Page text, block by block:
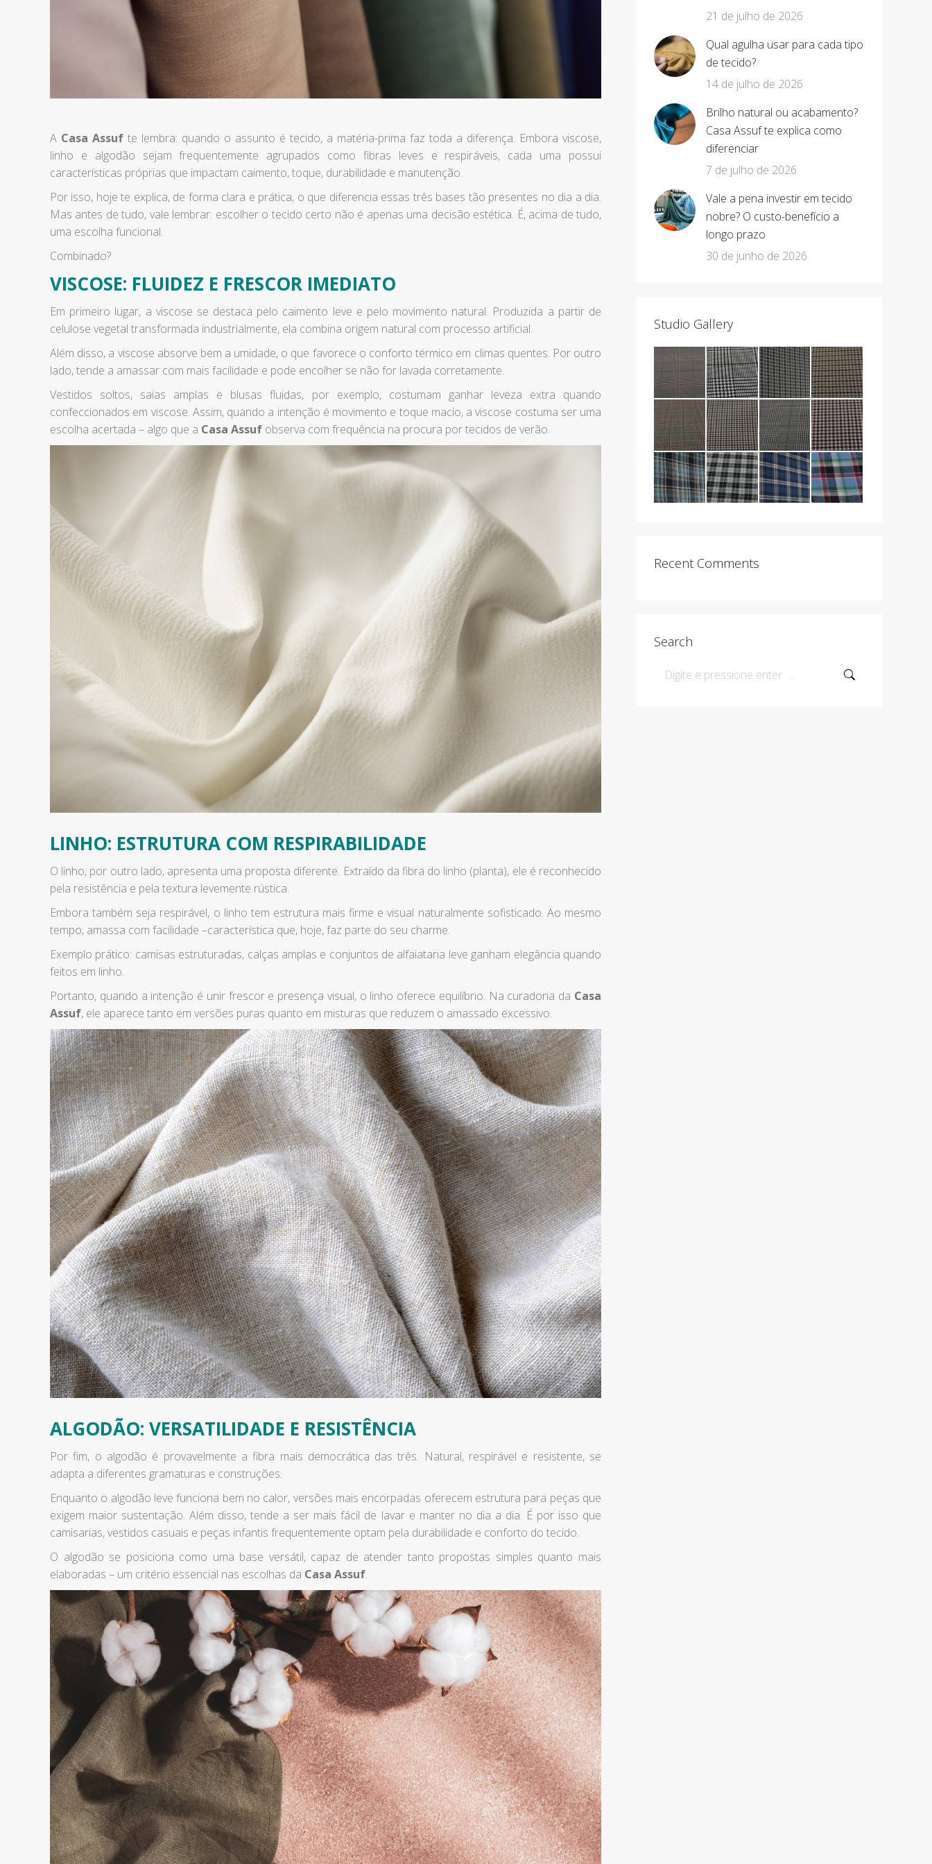
A Casa Assuf te lembra: quando o assunto é tecido, a matéria-prima faz toda a diferença. Embora viscose,
linho e algodão sejam frequentemente agrupados como fibras leves e respiráveis, cada uma possui
características próprias que impactam caimento, toque, durabilidade e manutenção.
Por isso, hoje te explica, de forma clara e prática, o que diferencia essas três bases tão presentes no dia a dia.
Mas antes de tudo, vale lembrar: escolher o tecido certo não é apenas uma decisão estética. É, acima de tudo,
uma escolha funcional.
Combinado?
VISCOSE: FLUIDEZ E FRESCOR IMEDIATO
Em primeiro lugar, a viscose se destaca pelo caimento leve e pelo movimento natural. Produzida a partir de
celulose vegetal transformada industrialmente, ela combina origem natural com processo artificial.
Além disso, a viscose absorve bem a umidade, o que favorece o conforto térmico em climas quentes. Por outro
lado, tende a amassar com mais facilidade e pode encolher se não for lavada corretamente.
Vestidos soltos, saias amplas e blusas fluidas, por exemplo, costumam ganhar leveza extra quando
confeccionados em viscose. Assim, quando a intenção é movimento e toque macio, a viscose costuma ser uma
escolha acertada – algo que a Casa Assuf observa com frequência na procura por tecidos de verão.
LINHO: ESTRUTURA COM RESPIRABILIDADE
O linho, por outro lado, apresenta uma proposta diferente. Extraído da fibra do linho (planta), ele é reconhecido
pela resistência e pela textura levemente rústica.
Embora também seja respirável, o linho tem estrutura mais firme e visual naturalmente sofisticado. Ao mesmo
tempo, amassa com facilidade –característica que, hoje, faz parte do seu charme.
Exemplo prático: camisas estruturadas, calças amplas e conjuntos de alfaiataria leve ganham elegância quando
feitos em linho.
Portanto, quando a intenção é unir frescor e presença visual, o linho oferece equilíbrio. Na curadoria da Casa
Assuf, ele aparece tanto em versões puras quanto em misturas que reduzem o amassado excessivo.
ALGODÃO: VERSATILIDADE E RESISTÊNCIA
Por fim, o algodão é provavelmente a fibra mais democrática das três. Natural, respirável e resistente, se
adapta a diferentes gramaturas e construções.
Enquanto o algodão leve funciona bem no calor, versões mais encorpadas oferecem estrutura para peças que
exigem maior sustentação. Além disso, tende a ser mais fácil de lavar e manter no dia a dia. É por isso que
camisarias, vestidos casuais e peças infantis frequentemente optam pela durabilidade e conforto do tecido.
O algodão se posiciona como uma base versátil, capaz de atender tanto propostas simples quanto mais
elaboradas – um critério essencial nas escolhas da Casa Assuf.
21 de julho de 2026
Qual agulha usar para cada tipo
de tecido?
14 de julho de 2026
Brilho natural ou acabamento?
Casa Assuf te explica como
diferenciar
7 de julho de 2026
Vale a pena investir em tecido
nobre? O custo-benefício a
longo prazo
30 de junho de 2026
Studio Gallery
Recent Comments
Search
Search: